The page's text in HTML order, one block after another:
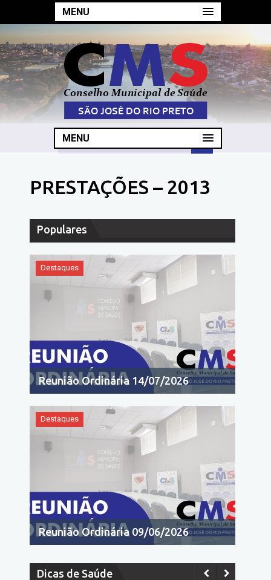
MENU
MENU
PRESTAÇÕES – 2013
Populares
Destaques
Reunião Ordinária 14/07/2026
Destaques
Reunião Ordinária 09/06/2026
Dicas de Saúde